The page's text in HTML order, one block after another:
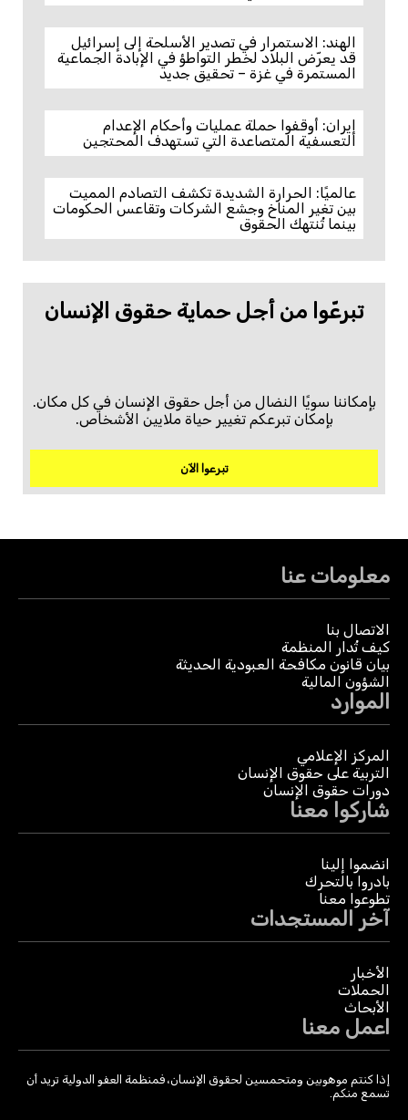
الهند: الاستمرار في تصدير الأسلحة إلى إسرائيل
قد يعرّض البلاد لخطر التواطؤ في الإبادة الجماعية
المستمرة في غزة – تحقيق جديد
إيران: أوقفوا حملة عمليات وأحكام الإعدام
التعسفية المتصاعدة التي تستهدف المحتجين
عالميًا: الحرارة الشديدة تكشف التصادم المميت
بين تغير المناخ وجشع الشركات وتقاعس الحكومات
بينما تُنتهك الحقوق
تبرعّوا من أجل حماية حقوق الإنسان
بإمكاننا سويًا النضال من أجل حقوق الإنسان في كل مكان.
بإمكان تبرعكم تغيير حياة ملايين الأشخاص.
تبرعوا الآن
معلومات عنا
الاتصال بنا
كيف تُدار المنظمة
بيان قانون مكافحة العبودية الحديثة
الشؤون المالية
الموارد
المركز الإعلامي
التربية على حقوق الإنسان
دورات حقوق الإنسان
شاركوا معنا
انضموا إلينا
بادروا بالتحرك
تطوعوا معنا
آخر المستجدات
الأخبار
الحملات
الأبحاث
اعمل معنا
إذا كنتم موهوبين ومتحمسين لحقوق الإنسان، فمنظمة العفو الدولية تريد أن
تسمع منكم.